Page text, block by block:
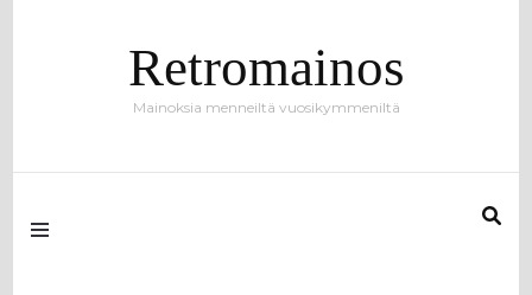
Retromainos
Mainoksia menneiltä vuosikymmeniltä